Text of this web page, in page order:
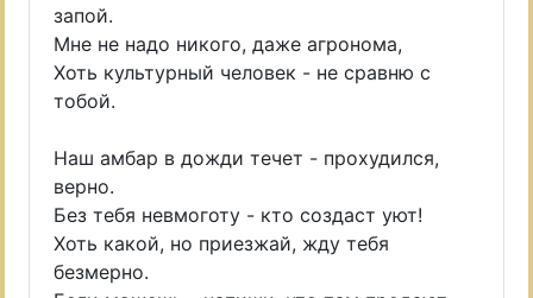
запой.
Мне не надо никого, даже агронома,
Хоть культурный человек - не сравню с
тобой.
Наш амбар в дожди течет - прохудился,
верно.
Без тебя невмоготу - кто создаст уют!
Хоть какой, но приезжай, жду тебя
безмерно.